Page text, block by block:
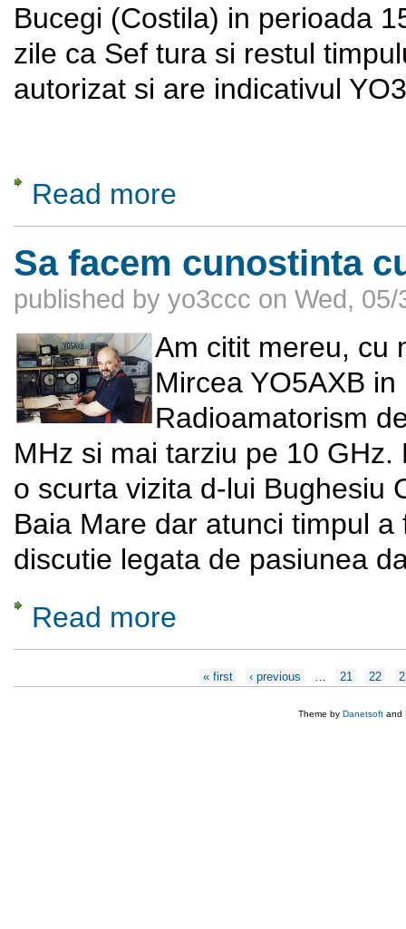
Bucegi (Costila) in perioada
zile ca Sef tura si restul
autorizat si are indicativul
Read more
Sa facem cunostinta
published by yo3ccc on Wed,
Am citit mereu, cu
Mircea YO5AXB
Radioamatorism
MHz si mai tarziu pe 10
o scurta vizita d-lui Bughesiu
Baia Mare dar atunci timpul
discutie legata de pasiunea
Read more
« first ‹ previous 21 22
Theme by Danetsoft and